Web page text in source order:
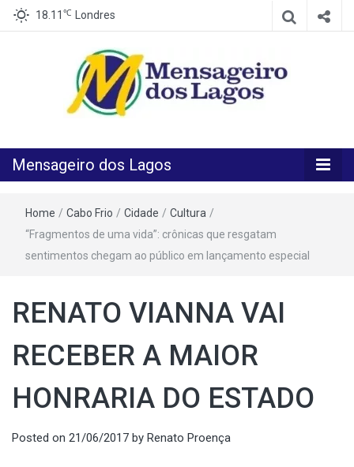
18.11 ℃ Londres
Mensageiro
dos Lagos
Mensageiro dos Lagos
Home / Cabo Frio / Cidade / Cultura /
“Fragmentos de uma vida”: crônicas que resgatam
sentimentos chegam ao público em lançamento especial
RENATO VIANNA VAI
RECEBER A MAIOR
HONRARIA DO ESTADO
Posted on 21/06/2017 by Renato Proença